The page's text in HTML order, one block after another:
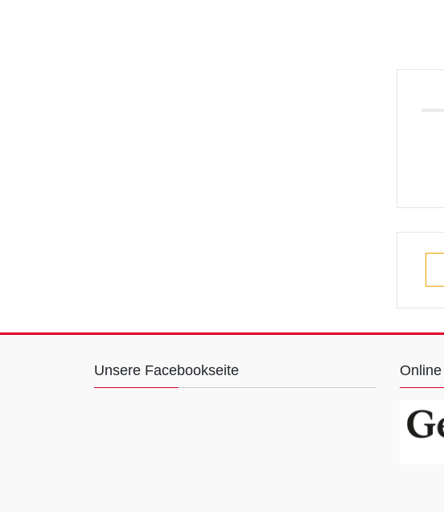
Unsere Facebookseite